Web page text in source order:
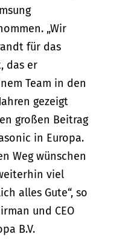
„Wir
für das
das er
Team in den
gezeigt
großen Beitrag
in Europa.
Weg wünschen
viel
alles Gute“, so
und CEO
B.V.